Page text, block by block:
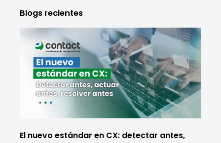
Blogs recientes
El nuevo estándar en CX: detectar antes,